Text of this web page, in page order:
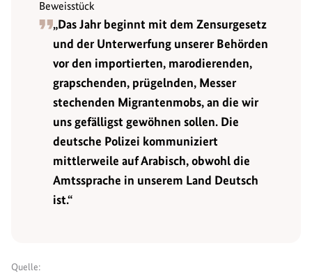
Beweisstück
„Das Jahr beginnt mit dem Zensurgesetz
und der Unterwerfung unserer Behörden
vor den importierten, marodierenden,
grapschenden, prügelnden, Messer
stechenden Migrantenmobs, an die wir
uns gefälligst gewöhnen sollen. Die
deutsche Polizei kommuniziert
mittlerweile auf Arabisch, obwohl die
Amtssprache in unserem Land Deutsch
ist.“
Quelle: